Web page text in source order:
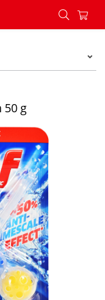
50 g - Konzum
50 g